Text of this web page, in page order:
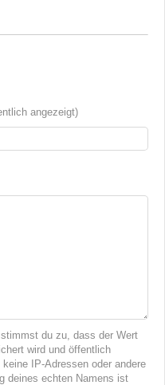
angezeigt)
du zu, dass der Wert
wird und öffentlich
IP-Adressen oder andere
deines echten Namens ist